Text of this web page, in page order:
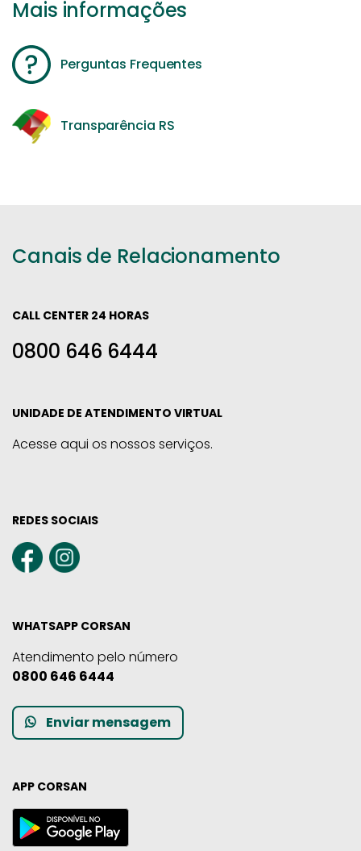
Mais informações
Perguntas Frequentes
Transparência RS
Canais de Relacionamento
CALL CENTER 24 HORAS
0800 646 6444
UNIDADE DE ATENDIMENTO VIRTUAL
Acesse aqui os nossos serviços.
REDES SOCIAIS
WHATSAPP CORSAN
Atendimento pelo número
0800 646 6444
Enviar mensagem
APP CORSAN